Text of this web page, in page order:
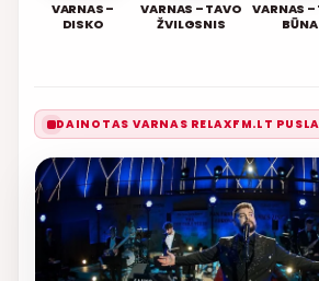
VARNAS –
DISKO
VARNAS – TAVO
ŽVILGSNIS
VARNAS –
BŪNA
DAINOTAS VARNAS RELAXFM.LT